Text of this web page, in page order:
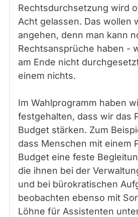
Rechtsdurchsetzung wird
Acht gelassen. Das wollen
angehen, denn man kann
Rechtsansprüche haben -
am Ende nicht
einem nichts.
Im Wahlprogramm haben
festgehalten, dass wir das
Budget stärken. Zum
dass Menschen mit einem
Budget eine feste
die ihnen bei der
und bei bürokratischen
beobachten ebenso mit
Löhne für Assistenten